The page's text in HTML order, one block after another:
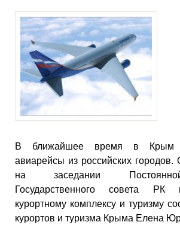
В ближайшее время в Крым
авиарейсы из российских городов.
на заседании
Государственного совета РК
курортному комплексу и туризму
курортов и туризма Крыма Елена